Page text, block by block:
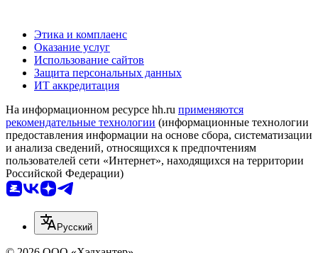
Этика и комплаенс
Оказание услуг
Использование сайтов
Защита персональных данных
ИТ аккредитация
На информационном ресурсе hh.ru применяются
рекомендательные технологии (информационные технологии
предоставления информации на основе сбора, систематизации
и анализа сведений, относящихся к предпочтениям
пользователей сети «Интернет», находящихся на территории
Российской Федерации)
Русский